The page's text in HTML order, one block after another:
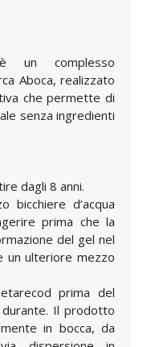
un complesso
Aboca, realizzato
che permette di
senza ingredienti
dagli 8 anni.
bicchiere d’acqua
prima che la
del gel nel
un ulteriore mezzo
prima del
Il prodotto
in bocca, da